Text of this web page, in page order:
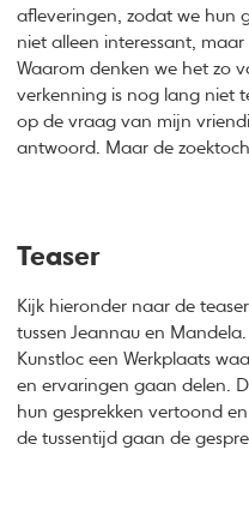
afleveringen, zodat we hun
niet alleen interessant,
Waarom denken we het zo
verkenning is nog lang niet
op de vraag van mijn
antwoord. Maar de
Teaser
Kijk hieronder naar de
tussen Jeannau en
Kunstloc een Werkplaats
en ervaringen gaan delen.
hun gesprekken vertoond
de tussentijd gaan de